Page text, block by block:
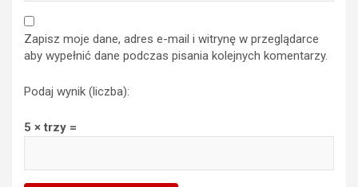
Zapisz moje dane, adres e-mail i witrynę w przeglądarce
aby wypełnić dane podczas pisania kolejnych komentarzy.
Podaj wynik (liczba):
5 × trzy =